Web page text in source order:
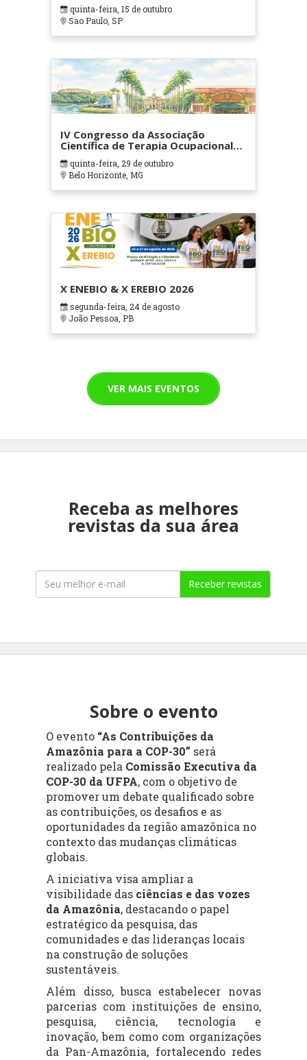
quinta-feira, 15 de outubro
Sao Paulo, SP
IV Congresso da Associação
Científica de Terapia Ocupacional
em Contextos Hospitalares e
Cuidados Paliativos - ATOHOSP
quinta-feira, 29 de outubro
Belo Horizonte, MG
X ENEBIO & X EREBIO 2026
segunda-feira, 24 de agosto
João Pessoa, PB
VER MAIS EVENTOS
Receba as melhores
revistas da sua área
Receber revistas
Sobre o evento
O evento “As Contribuições da
Amazônia para a COP-30” será
realizado pela Comissão Executiva da
COP-30 da UFPA, com o objetivo de
promover um debate qualificado sobre
as contribuições, os desafios e as
oportunidades da região amazônica no
contexto das mudanças climáticas
globais.
A iniciativa visa ampliar a
visibilidade das ciências e das vozes
da Amazônia, destacando o papel
estratégico da pesquisa, das
comunidades e das lideranças locais
na construção de soluções
sustentáveis.
Além disso, busca estabelecer novas
parcerias com instituições de ensino,
pesquisa, ciência, tecnologia e
inovação, bem como com organizações
da Pan-Amazônia, fortalecendo redes